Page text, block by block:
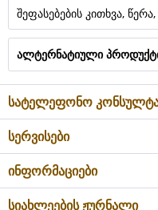
შეფასებების კითხვა,
ალტერნატიული
სატელეფონო
სერვისები
ინფორმაციები
სიახლეების ჟურნალი